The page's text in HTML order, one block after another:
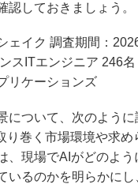
認しておきましょう。
ェイク 調査期間：
スITエンジニア 246
リケーションズ
について、次のよう
り巻く市場環境や求
現場でAIがどのよう
いるのかを明らかに